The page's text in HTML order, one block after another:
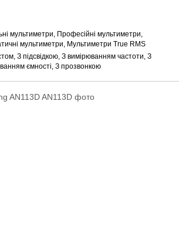
мультиметри, Професійні мультиметри,
мультиметри, Мультиметри True RMS
З підсвідкою, З вимірюванням частоти, З
ємності, З прозвонкою